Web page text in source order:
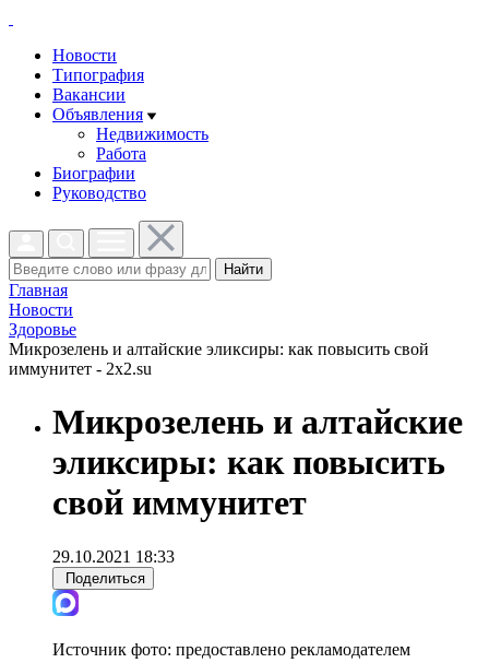
Новости
Типография
Вакансии
Объявления
Недвижимость
Работа
Биографии
Руководство
Найти
Главная
Новости
Здоровье
Микрозелень и алтайские эликсиры: как повысить свой
иммунитет - 2x2.su
Микрозелень и алтайские
эликсиры: как повысить
свой иммунитет
29.10.2021 18:33
Поделиться
Источник фото: предоставлено рекламодателем